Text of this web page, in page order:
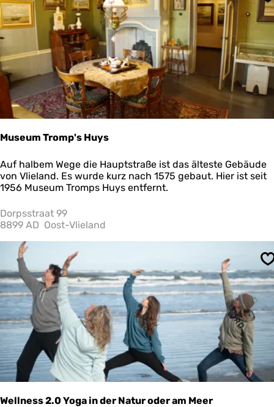
u
r
S
c
i
e
n
n
i
o
o
g
Museum Tromp's Huys
M
u
s
u
m
r
m
p
'
s
u
y
s
Auf halbem Wege die Hauptstraße ist das älteste Gebäude
von Vlieland. Es wurde kurz nach 1575 gebaut. Hier ist seit
1956 Museum Tromps Huys entfernt.
Dorpsstraat 99
8899 AD Oost-Vlieland
Wellness 2.0 Yoga in der Natur oder am Meer